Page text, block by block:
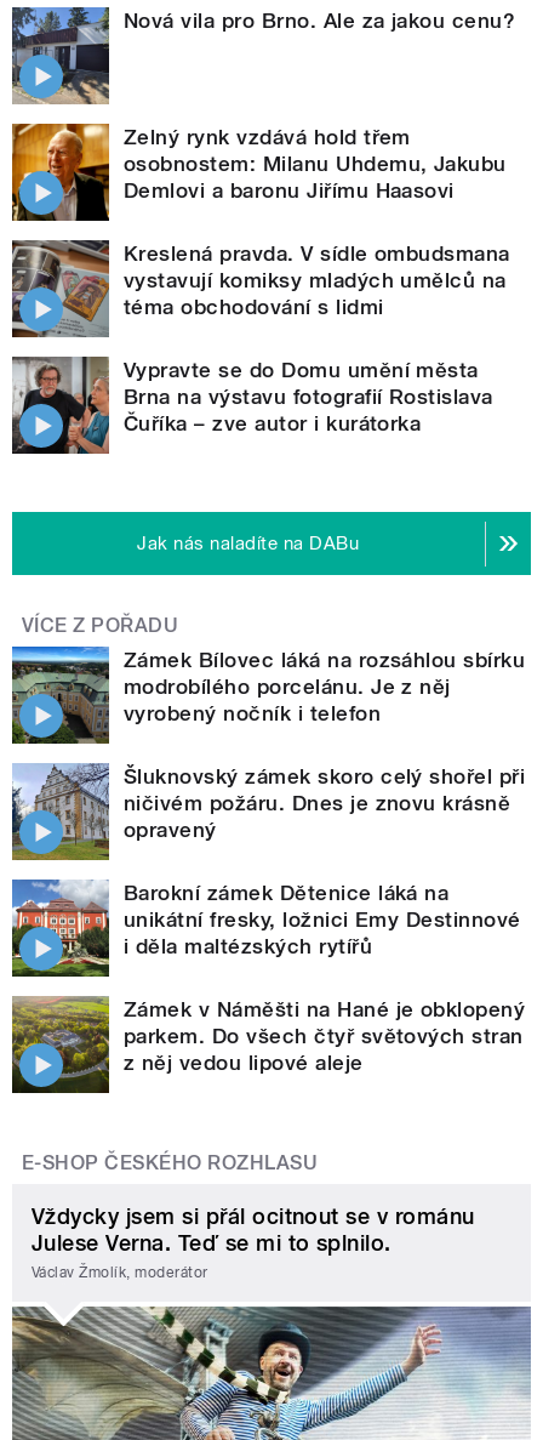
Nová vila pro Brno. Ale za jakou cenu?
Zelný rynk vzdává hold třem
osobnostem: Milanu Uhdemu, Jakubu
Demlovi a baronu Jiřímu Haasovi
Kreslená pravda. V sídle ombudsmana
vystavují komiksy mladých umělců na
téma obchodování s lidmi
Vypravte se do Domu umění města
Brna na výstavu fotografií Rostislava
Čuříka – zve autor i kurátorka
Jak nás naladíte na DABu
VÍCE Z POŘADU
Zámek Bílovec láká na rozsáhlou sbírku
modrobílého porcelánu. Je z něj
vyrobený nočník i telefon
Šluknovský zámek skoro celý shořel při
ničivém požáru. Dnes je znovu krásně
opravený
Barokní zámek Dětenice láká na
unikátní fresky, ložnici Emy Destinnové
i děla maltézských rytířů
Zámek v Náměšti na Hané je obklopený
parkem. Do všech čtyř světových stran
z něj vedou lipové aleje
E-SHOP ČESKÉHO ROZHLASU
Vždycky jsem si přál ocitnout se v románu
Julese Verna. Teď se mi to splnilo.
Václav Žmolík, moderátor